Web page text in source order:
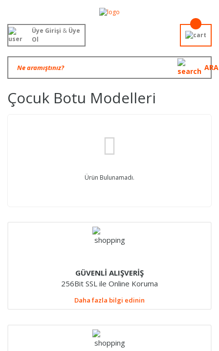
ARA
Üye Girişi &Üye
Ol
Çocuk Botu Modelleri
Ürün Bulunamadı.
GÜVENLİ ALIŞVERİŞ
256Bit SSL ile Online Koruma
Daha fazla bilgi edinin